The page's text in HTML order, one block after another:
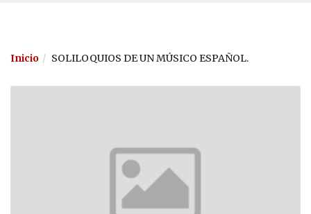
Inicio SOLILOQUIOS DE UN MÚSICO ESPAÑOL.